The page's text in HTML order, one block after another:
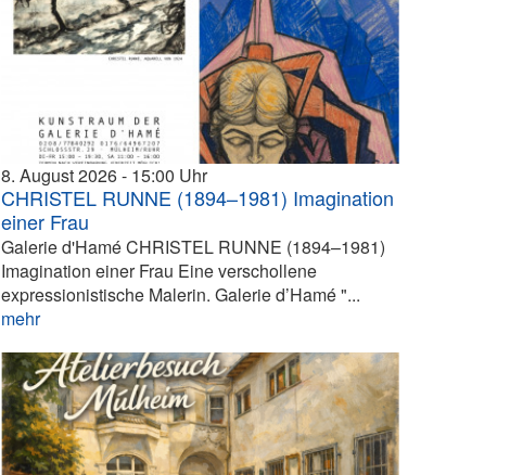
8. August 2026 15:00
CHRISTEL RUNNE (1894–1981) Imagination
einer Frau
Galerie d'Hamé CHRISTEL RUNNE (1894–1981)
Imagination einer Frau Eine verschollene
expressionistische Malerin. Galerie d’Hamé "...
mehr